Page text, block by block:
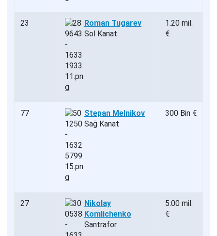
23
Roman Tugarev
Sol Kanat
1.20 mil.
€
77
Stepan Melnikov
Sağ Kanat
300 Bin €
27
Nikolay
Komlichenko
Santrafor
5.00 mil.
€